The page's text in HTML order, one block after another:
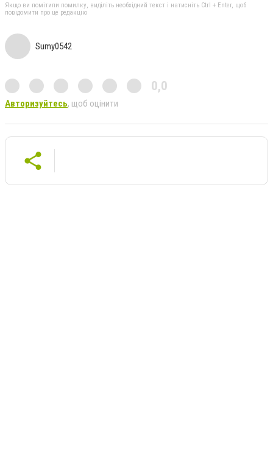
Якщо ви помітили помилку, виділіть необхідний текст і натисніть Ctrl + Enter, щоб
повідомити про це редакцію
Sumy0542
0,0
Авторизуйтесь, щоб оцінити